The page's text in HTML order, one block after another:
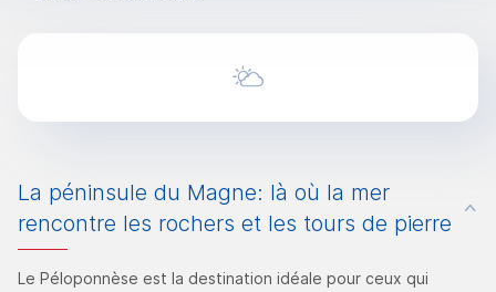
La péninsule du Magne: là où la mer
rencontre les rochers et les tours de pierre
Le Péloponnèse est la destination idéale pour ceux qui